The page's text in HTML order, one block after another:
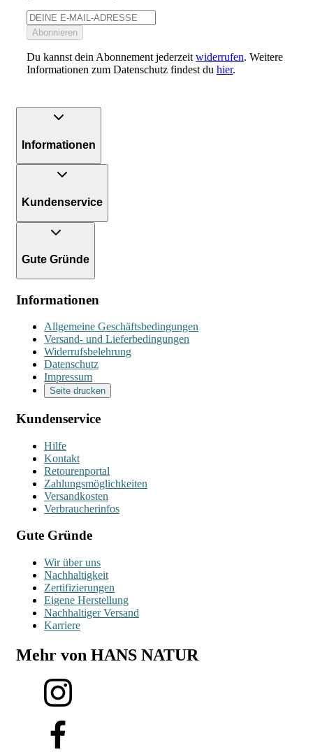
Abonnieren
Du kannst dein Abonnement jederzeit widerrufen. Weitere
Informationen zum Datenschutz findest du hier.
Informationen
Kundenservice
Gute Gründe
Informationen
Allgemeine Geschäftsbedingungen
Versand- und Lieferbedingungen
Widerrufsbelehrung
Datenschutz
Impressum
Seite drucken
Kundenservice
Hilfe
Kontakt
Retourenportal
Zahlungsmöglichkeiten
Versandkosten
Verbraucherinfos
Gute Gründe
Wir über uns
Nachhaltigkeit
Zertifizierungen
Eigene Herstellung
Nachhaltiger Versand
Karriere
Mehr von HANS NATUR